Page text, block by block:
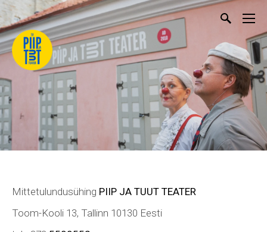
Mittetulundusühing PIIP JA TUUT TEATER
Toom-Kooli 13, Tallinn 10130 Eesti